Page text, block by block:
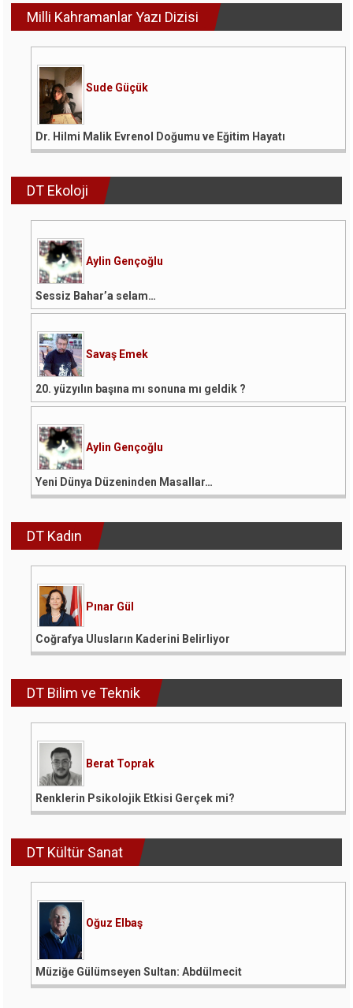
Milli Kahramanlar Yazı Dizisi
Sude Güçük
Dr. Hilmi Malik Evrenol Doğumu ve Eğitim Hayatı
DT Ekoloji
Aylin Gençoğlu
Sessiz Bahar’a selam…
Savaş Emek
20. yüzyılın başına mı sonuna mı geldik ?
Aylin Gençoğlu
Yeni Dünya Düzeninden Masallar…
DT Kadın
Pınar Gül
Coğrafya Ulusların Kaderini Belirliyor
DT Bilim ve Teknik
Berat Toprak
Renklerin Psikolojik Etkisi Gerçek mi?
DT Kültür Sanat
Oğuz Elbaş
Müziğe Gülümseyen Sultan: Abdülmecit